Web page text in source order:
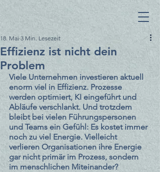
Effizienz ist nicht dein
Problem
18. Mai 3 Min. Lesezeit
Viele Unternehmen investieren aktuell
enorm viel in Effizienz. Prozesse
werden optimiert, KI eingeführt und
Abläufe verschlankt. Und trotzdem
bleibt bei vielen Führungspersonen
und Teams ein Gefühl: Es kostet immer
noch zu viel Energie. Vielleicht
verlieren Organisationen ihre Energie
gar nicht primär im Prozess, sondern
im menschlichen Miteinander?